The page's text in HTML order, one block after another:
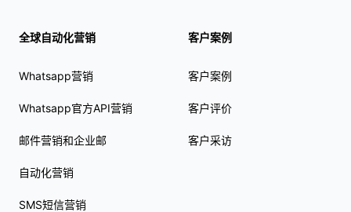
全球自动化营销
Whatsapp营销
Whatsapp官方API营销
邮件营销和企业邮
自动化营销
SMS短信营销
客户案例
客户案例
客户评价
客户采访